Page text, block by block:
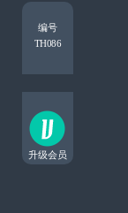
编号
TH086
升级会员